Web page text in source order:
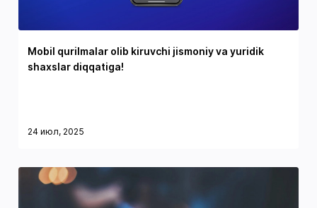
Mobil qurilmalar olib kiruvchi jismoniy va yuridik
shaxslar diqqatiga!
24 июл, 2025